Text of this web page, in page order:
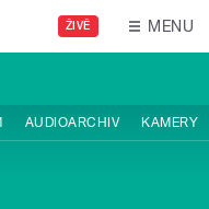
ŽIVĚ MENU
AUDIOARCHIV KAMERY